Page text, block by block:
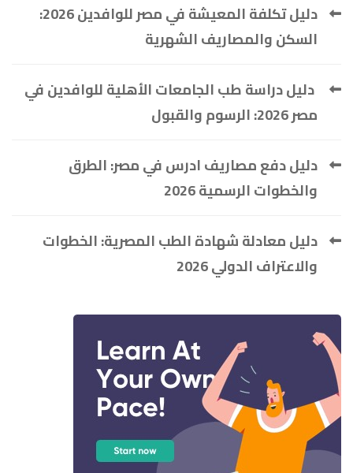
دليل تكلفة المعيشة في مصر للوافدين 2026:
السكن والمصاريف الشهرية
دليل دراسة طب الجامعات الأهلية للوافدين في
مصر 2026: الرسوم والقبول
دليل دفع مصاريف ادرس في مصر: الطرق
والخطوات الرسمية 2026
دليل معادلة شهادة الطب المصرية: الخطوات
والاعتراف الدولي 2026